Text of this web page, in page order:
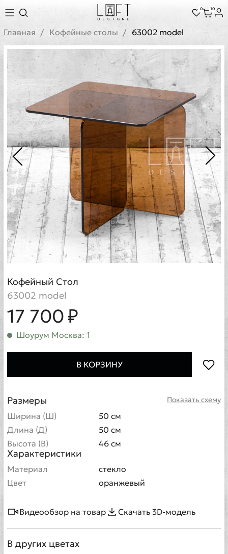
0 10
Главная Кофейные столы 63002 model
Кофейный Стол
63002 model
17 700 ₽
Шоурум Москва: 1
В КОРЗИНУ
Показать схему
Размеры
Ширина (Ш)
50 см
Длина (Д)
50 см
Высота (В)
46 см
Характеристики
Материал
стекло
Цвет
оранжевый
Видеообзор на товар Скачать 3D-модель
В других цветах